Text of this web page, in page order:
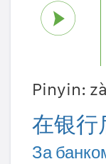
Pinyin:
在银行
За